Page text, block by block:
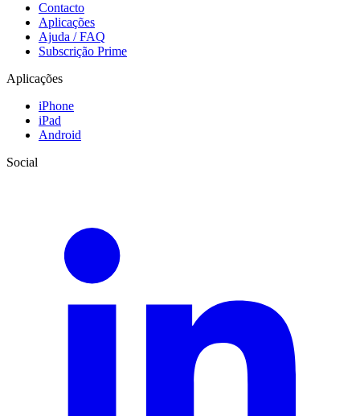
Contacto
Aplicações
Ajuda / FAQ
Subscrição Prime
Aplicações
iPhone
iPad
Android
Social